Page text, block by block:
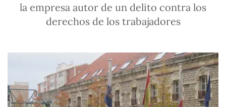
la empresa autor de un delito contra los
derechos de los trabajadores